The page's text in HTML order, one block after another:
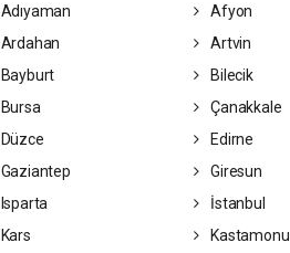
Adıyaman Afyon
Ardahan Artvin
Bayburt Bilecik
Bursa Çanakkale
Düzce Edirne
Gaziantep Giresun
Isparta İstanbul
Kars Kastamonu